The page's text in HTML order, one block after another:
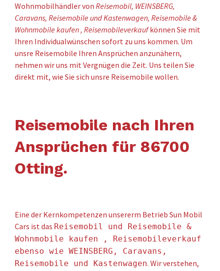
Wohnmobilhändler von Reisemobil, WEINSBERG,
Caravans, Reisemobile und Kastenwagen, Reisemobile &
Wohnmobile kaufen , Reisemobileverkaufkönnen Sie mit
Ihren Individualwünschen sofort zu uns kommen. Um
unsre Reisemobile Ihren Ansprüchen anzunähern,
nehmen wir uns mit Vergnügen die Zeit. Uns teilen Sie
direkt mit, wie Sie sich unsre Reisemobile wollen.
Reisemobile nach Ihren
Ansprüchen für 86700
Otting.
Eine der Kernkompetenzen unsererm Betrieb Sun Mobil
Cars ist das Reisemobil und Reisemobile &
Wohnmobile kaufen , Reisemobileverkauf
ebenso wie WEINSBERG, Caravans,
Reisemobile und Kastenwagen. Wir verstehen,